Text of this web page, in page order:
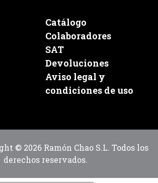
Catálogo
Colaboradores
SAT
Devoluciones
Aviso legal y
condiciones de uso
© 2026 Ramón Chao S.L. Todos los
derechos reservados.